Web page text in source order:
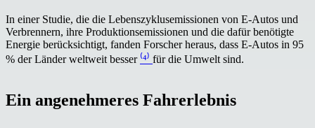
In einer Studie, die die Lebenszyklusemissionen von E-Autos und
Verbrennern, ihre Produktionsemissionen und die dafür benötigte
Energie berücksichtigt, fanden Forscher heraus, dass E-Autos in 95
% der Länder weltweit besser ⁽⁴⁾ für die Umwelt sind.
Ein angenehmeres Fahrerlebnis